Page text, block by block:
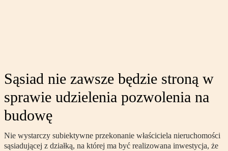
Sąsiad nie zawsze będzie stroną w
sprawie udzielenia pozwolenia na
budowę
Nie wystarczy subiektywne przekonanie właściciela nieruchomości
sąsiadującej z działką, na której ma być realizowana inwestycja, że